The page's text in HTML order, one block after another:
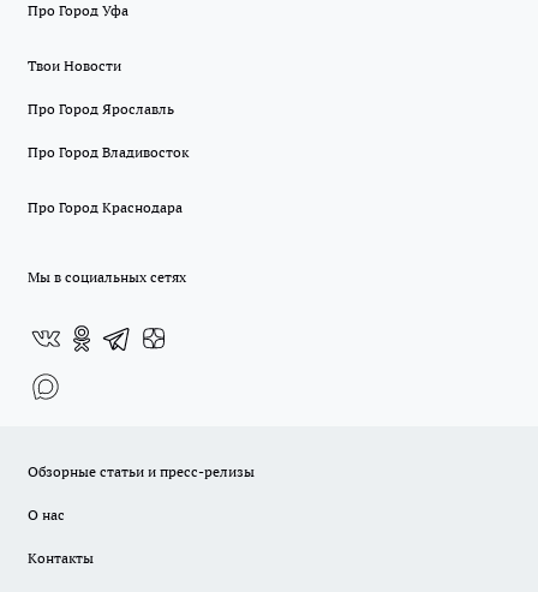
Про Город Уфа
Твои Новости
Про Город Ярославль
Про Город Владивосток
Про Город Краснодара
Мы в социальных сетях
Обзорные статьи и пресс-релизы
О нас
Контакты